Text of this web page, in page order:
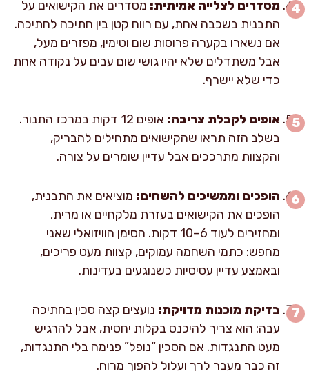
מסדרים לצלייה אמיתית: מסדרים את הקישואים על
התבנית בשכבה אחת, עם רווח קטן בין חתיכה לחתיכה.
אם נשארו בקערה פרוסות שום וטימין, מפזרים מעל,
אבל משתדלים שלא יהיו גושי שום עבים על נקודה אחת
כדי שלא יישרף.
אופים לקבלת צריבה:
אופים 12 דקות במרכז התנור.
בשלב הזה תראו שהקישואים מתחילים להבריק,
והקצוות מתרככים אבל עדיין שומרים על צורה.
הופכים וממשיכים להשחים: מוציאים את התבנית,
הופכים את הקישואים בעזרת מלקחיים או מרית,
ומחזירים לעוד 6–10 דקות. הסימן הוויזואלי שאני
מחפש: כתמי השחמה עמוקים, קצוות מעט פריכים,
ובאמצע עדיין עסיסיות כשנוגעים בעדינות.
בדיקת מוכנות מדויקת: נועצים קצה סכין בחתיכה
עבה: הוא צריך להיכנס בקלות יחסית, אבל להרגיש
מעט התנגדות. אם הסכין “נופל” פנימה בלי התנגדות,
זה כבר מעבר לרך ועלול להפוך מרוח.